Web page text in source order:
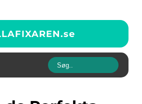
se